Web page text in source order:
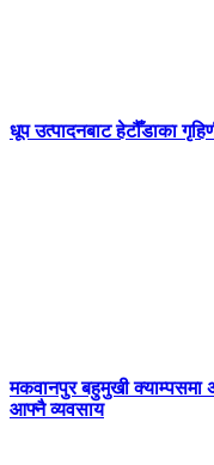
धूप उत्पादनबाट हेटौँडाका
मकवानपुर बहुमुखी
आफ्नै व्यवसाय